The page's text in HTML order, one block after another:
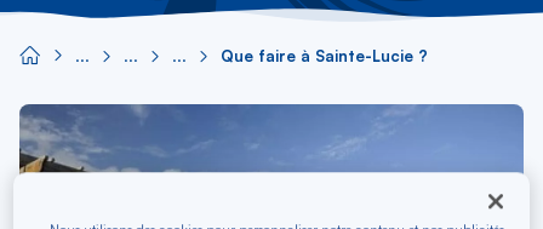
Que faire à Sainte-Lucie ?
Image
principale